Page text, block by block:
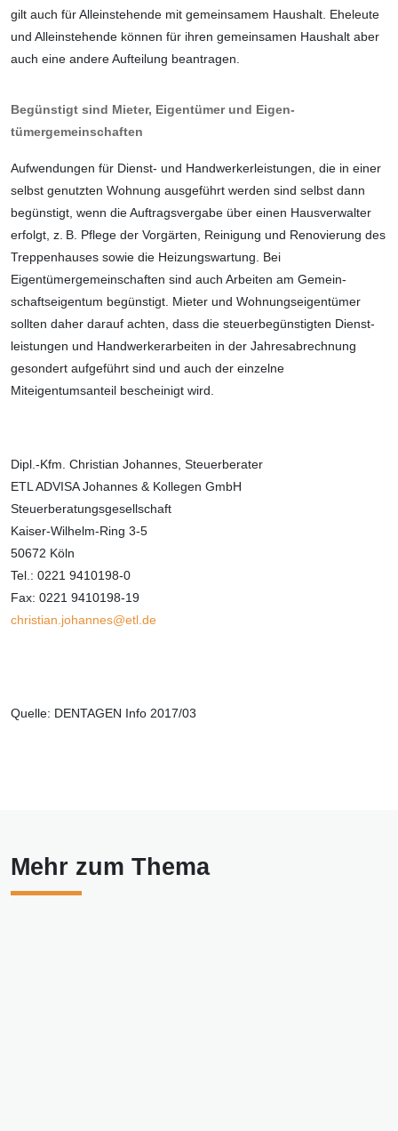
gilt auch für Allein­stehende mit gemeinsamem Haushalt. Eheleute
und Alleinstehende können für ihren gemeinsamen Haushalt aber
auch eine andere Aufteilung beantragen.
Begünstigt sind Mieter, Eigentümer und Eigen­
tümergemeinschaften
Aufwendungen für Dienst- und Handwer­kerleistungen, die in einer
selbst genutzten Wohnung ausgeführt werden sind selbst dann
begünstigt, wenn die Auftragsvergabe über einen Hausverwalter
erfolgt, z. B. Pflege der Vorgärten, Reinigung und Reno­vierung des
Treppenhauses sowie die Heizungswartung. Bei
Eigentümergemein­schaften sind auch Arbeiten am Gemein­
schaftseigentum begünstigt. Mieter und Wohnungseigentümer
sollten daher darauf achten, dass die steuerbegünstigten Dienst­
leistungen und Handwerkerarbeiten in der Jahresabrechnung
gesondert aufgeführt sind und auch der einzelne
Miteigentumsanteil bescheinigt wird.
Dipl.-Kfm. Christian Johannes, Steuerberater
ETL ADVISA Johannes & Kollegen GmbH
Steuerberatungsgesellschaft
Kaiser-Wilhelm-Ring 3-5
50672 Köln
Tel.: 0221 9410198-0
Fax: 0221 9410198-19
christian.johannes@etl.de
Quelle: DENTAGEN Info 2017/03
Mehr zum Thema